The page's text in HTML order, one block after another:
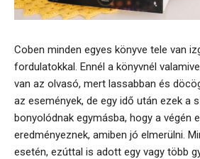
Coben minden egyes könyve tele van
fordulatokkal. Ennél a könyvnél
van az olvasó, mert lassabban és
az események, de egy idő után ezek a
bonyolódnak egymásba, hogy a végén
eredményeznek, amiben jó elmerülni.
esetén, ezúttal is adott egy vagy több